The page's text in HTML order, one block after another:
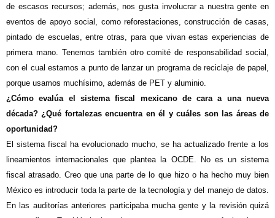
de escasos recursos; además, nos gusta involucrar a nuestra gente en
eventos de apoyo social, como reforestaciones, construcción de casas,
pintado de escuelas, entre otras, para que vivan estas experiencias de
primera mano. Tenemos también otro comité de responsabilidad social,
con el cual estamos a punto de lanzar un programa de reciclaje de papel,
porque usamos muchísimo, además de PET y aluminio.
¿Cómo evalúa el sistema fiscal mexicano de cara a una nueva
década? ¿Qué fortalezas encuentra en él y cuáles son las áreas de
oportunidad?
El sistema fiscal ha evolucionado mucho, se ha actualizado frente a los
lineamientos internacionales que plantea la OCDE. No es un sistema
fiscal atrasado. Creo que una parte de lo que hizo o ha hecho muy bien
México es introducir toda la parte de la tecnología y del manejo de datos.
En las auditorías anteriores participaba mucha gente y la revisión quizá